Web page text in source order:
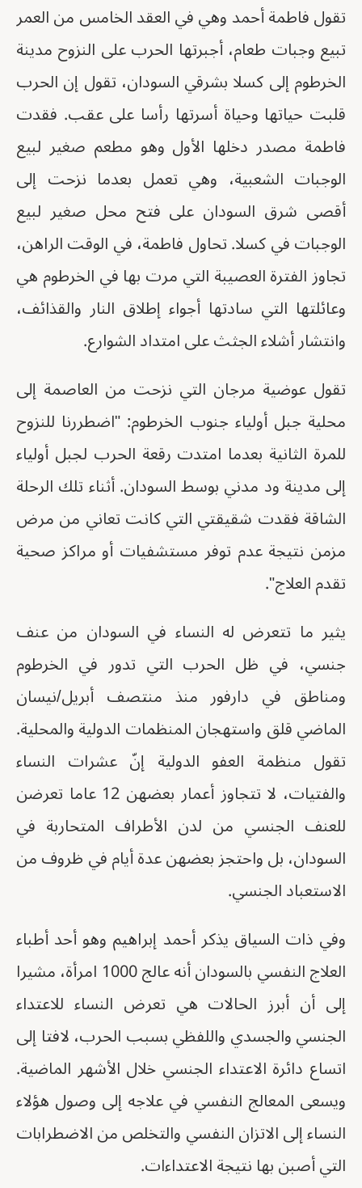
تقول فاطمة أحمد وهي في العقد الخامس من العمر
تبيع وجبات طعام، أجبرتها الحرب على النزوح مدينة
الخرطوم إلى كسلا بشرقي السودان، تقول إن الحرب
قلبت حياتها وحياة أسرتها رأسا على عقب. فقدت
فاطمة مصدر دخلها الأول وهو مطعم صغير لبيع
الوجبات الشعبية، وهي تعمل بعدما نزحت إلى
أقصى شرق السودان على فتح محل صغير لبيع
الوجبات في كسلا. تحاول فاطمة، في الوقت الراهن،
تجاوز الفترة العصيبة التي مرت بها في الخرطوم هي
وعائلتها التي سادتها أجواء إطلاق النار والقذائف،
وانتشار أشلاء الجثث على امتداد الشوارع.
تقول عوضية مرجان التي نزحت من العاصمة إلى
محلية جبل أولياء جنوب الخرطوم: "اضطررنا للنزوح
للمرة الثانية بعدما امتدت رقعة الحرب لجبل أولياء
إلى مدينة ود مدني بوسط السودان. أثناء تلك الرحلة
الشاقة فقدت شقيقتي التي كانت تعاني من مرض
مزمن نتيجة عدم توفر مستشفيات أو مراكز صحية
تقدم العلاج".
يثير ما تتعرض له النساء في السودان من عنف
جنسي، في ظل الحرب التي تدور في الخرطوم
ومناطق في دارفور منذ منتصف أبريل/نيسان
الماضي قلق واستهجان المنظمات الدولية والمحلية.
تقول منظمة العفو الدولية إنّ عشرات النساء
والفتيات، لا تتجاوز أعمار بعضهن 12 عاما تعرضن
للعنف الجنسي من لدن الأطراف المتحاربة في
السودان، بل واحتجز بعضهن عدة أيام في ظروف من
الاستعباد الجنسي.
وفي ذات السياق يذكر أحمد إبراهيم وهو أحد أطباء
العلاج النفسي بالسودان أنه عالج 1000 امرأة، مشيرا
إلى أن أبرز الحالات هي تعرض النساء للاعتداء
الجنسي والجسدي واللفظي بسبب الحرب، لافتا إلى
اتساع دائرة الاعتداء الجنسي خلال الأشهر الماضية.
ويسعى المعالج النفسي في علاجه إلى وصول هؤلاء
النساء إلى الاتزان النفسي والتخلص من الاضطرابات
التي أصبن بها نتيجة الاعتداءات.